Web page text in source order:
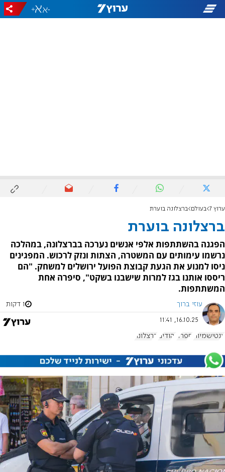
-
+
ערוץ 7 בעולם ברצלונה בוערת
ברצלונה בוערת
הפגנה בהשתתפות אלפי אנשים נערכה בברצלונה, במהלכה
נרשמו עימותים עם המשטרה, הצתות ונזק לרכוש. המפגינים
ניסו למנוע את הגעת קבוצת הפועל ירושלים למשחק. "הם
ריססו אותנו בגז למרות שישבנו בשקט", סיפרה אחת
המשתתפות.
עוזי ברוך 1 דקות
16.10.25, 11:41
אנטישמיות ספרד יהודים ברצלונה